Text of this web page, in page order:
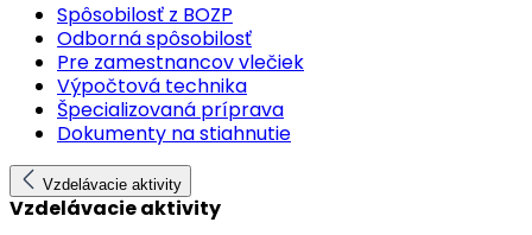
Spôsobilosť z BOZP
Odborná spôsobilosť
Pre zamestnancov vlečiek
Výpočtová technika
Špecializovaná príprava
Dokumenty na stiahnutie
Vzdelávacie aktivity
Vzdelávacie aktivity